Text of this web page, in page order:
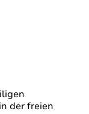
der freien